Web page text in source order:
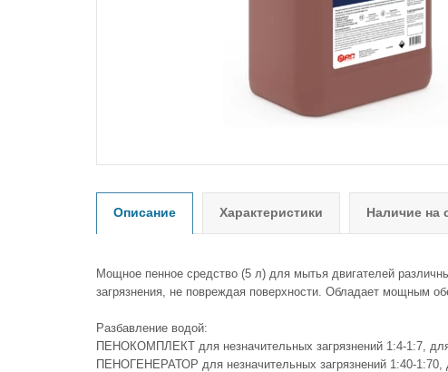
Описание Характеристики Наличие на
Мощное пенное средство (5 л) для мытья двигателей
загрязнения, не повреждая поверхности. Обладает мощным
Разбавление водой:
ПЕНОКОМПЛЕКТ для незначительных загрязнений 1:4-1:7,
ПЕНОГЕНЕРАТОР для незначительных загрязнений 1:40-1:70,